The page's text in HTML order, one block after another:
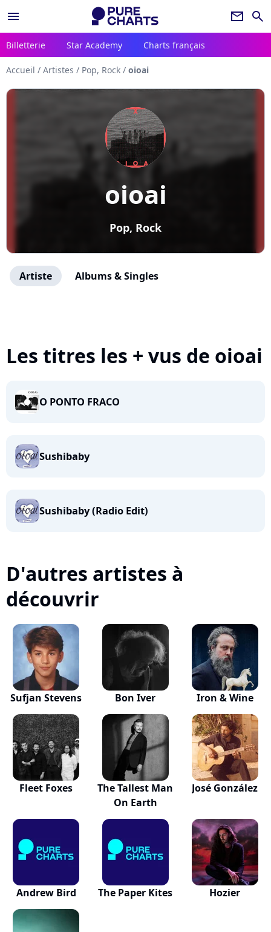
menu newsletter search
Billetterie Star Academy Charts français
Accueil / Artistes / Pop, Rock / oioai
oioai
Pop, Rock
Artiste Albums & Singles
Les titres les + vus de oioai
O PONTO FRACO
Sushibaby
Sushibaby (Radio Edit)
D'autres artistes à
découvrir
Sufjan Stevens Bon Iver Iron & Wine
Fleet Foxes
The Tallest Man
On Earth
José González
Andrew Bird The Paper Kites Hozier